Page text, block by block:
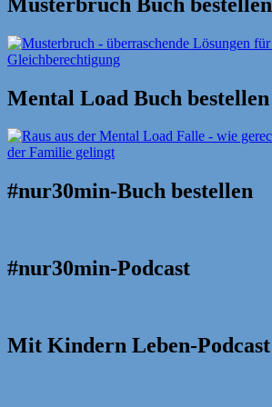
Mental Load Buch bestellen
#nur30min-Buch bestellen
#nur30min-Podcast
Mit Kindern Leben-Podcast